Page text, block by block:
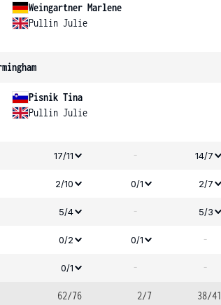
Weingartner Marlene
Pullin Julie
Pisnik Tina
Pullin Julie
17/11 - 14/7
2/10 0/1 2/7
5/4 - 5/3
0/2 0/1 -
0/1 - -
62/76 2/7 38/41